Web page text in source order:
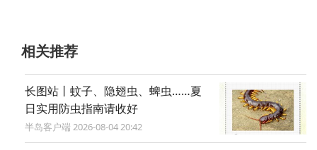
相关推荐
长图站丨蚊子、隐翅虫、蜱虫……夏
日实用防虫指南请收好
半岛客户端 2026-08-04 20:42